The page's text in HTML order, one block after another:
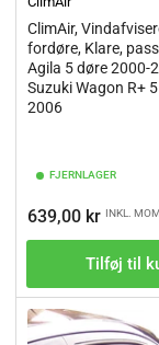
ClimAir,
fordøre, Klare,
Agila 5 døre 2000-
Suzuki Wagon R+
2006
FJERNLAGER
Vejl.pris
639,00 kr INKL.
Tilføj til